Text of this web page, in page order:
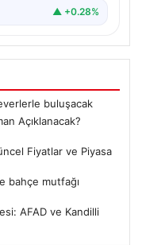
▲ +0.28%
buluşacak
Açıklanacak?
Fiyatlar ve Piyasa
bahçe mutfağı
AFAD ve Kandilli